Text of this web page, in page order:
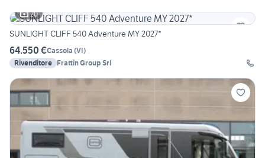
20
SUNLIGHT CLIFF 540 Adventure MY 2027*
64.550 €Cassola (VI)
Rivenditore Frattin Group Srl